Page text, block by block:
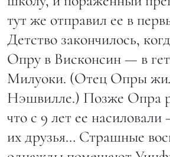
тут же отправил ее в
Детство закончилось,
Опру в Висконсин — в
Милуоки. (Отец Опры
Нэшвилле.) Позже Опра
что с 9 лет ее
их друзья… Страшные